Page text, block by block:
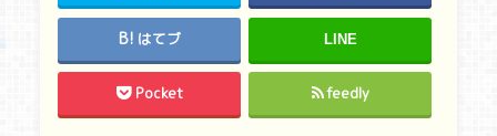
はてブ LINE
Pocket feedly